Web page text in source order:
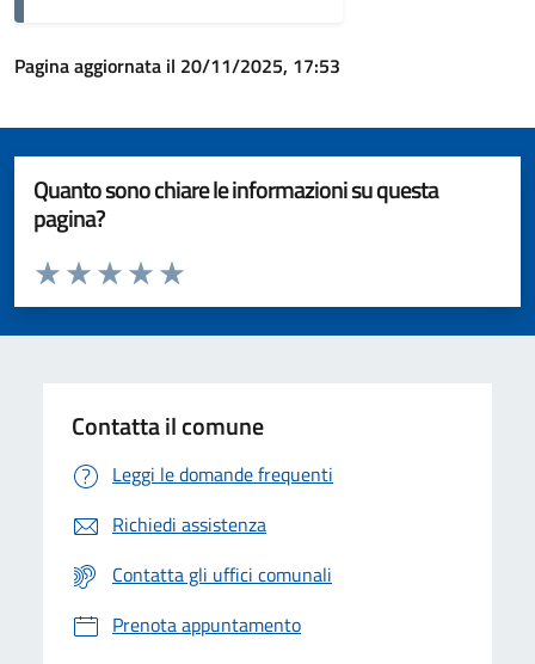
Pagina aggiornata il 20/11/2025, 17:53
Quanto sono chiare le informazioni su questa
pagina?
Valuta da 1 a 5 stelle la pagina
Valuta 5 stelle su 5
Valuta 4 stelle su 5
Valuta 3 stelle su 5
Valuta 2 stelle su 5
Valuta 1 stelle su 5
Contatta il comune
Leggi le domande frequenti
Richiedi assistenza
Contatta gli uffici comunali
Prenota appuntamento